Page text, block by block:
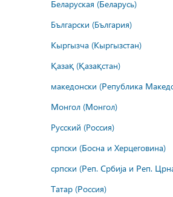
Беларуская (Беларусь)
Български (България)
Кыргызча (Кыргызстан)
Қазақ (Қазақстан)
македонски (Република
Монгол (Монгол)
Русский (Россия)
српски (Босна и Херцеговина)
српски (Реп. Србија и Реп.
Татар (Россия)